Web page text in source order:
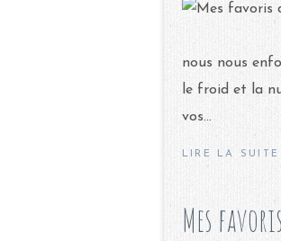
nous nous
le froid et la
vos...
LIRE LA SUITE
Mes